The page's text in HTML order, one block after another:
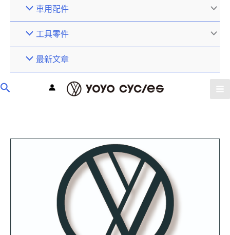
車用配件
工具零件
最新文章